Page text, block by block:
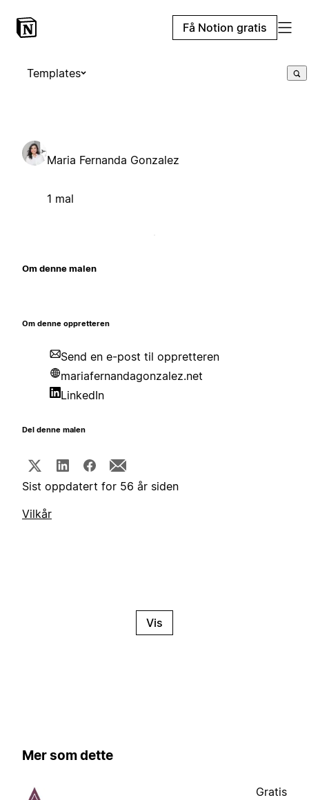
Få Notion gratis
Templates
Maria Fernanda Gonzalez
1 mal
Om denne malen
Om denne oppretteren
Send en e-post til oppretteren
mariafernandagonzalez.net
LinkedIn
Del denne malen
Sist oppdatert for 56 år siden
Vilkår
Vis
Mer som dette
Gratis